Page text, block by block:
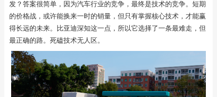
发？答案很简单，因为汽车行业的竞争，最终是技术的竞争。短期
的价格战，或许能换来一时的销量，但只有掌握核心技术，才能赢
得长远的未来。比亚迪深知这一点，所以它选择了一条最难走，但
最正确的路。死磕技术无人区。